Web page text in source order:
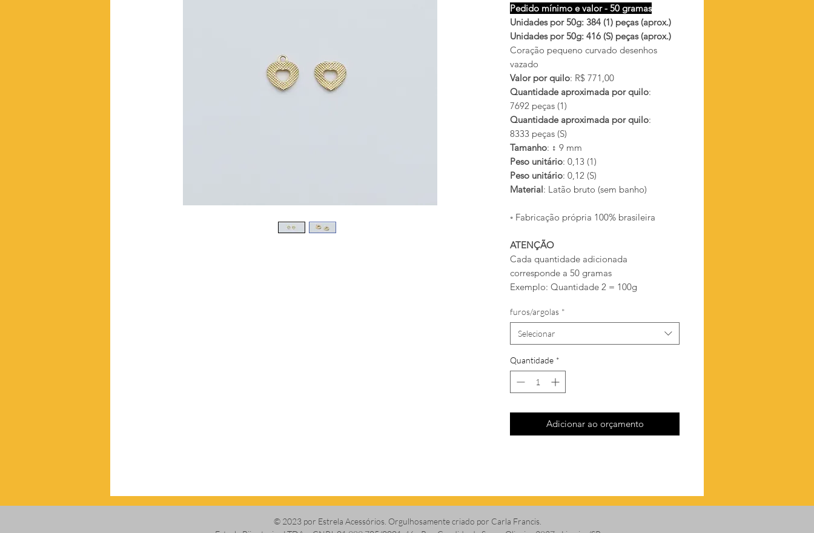
Pedido mínimo e valor - 50 gramas
Unidades por 50g: 384 (1) peças (aprox.)
Unidades por 50g: 416 (S) peças (aprox.)
Coração pequeno curvado desenhos
vazado
Valor por quilo: R$ 771,00
Quantidade aproximada por quilo:
7692 peças (1)
Quantidade aproximada por quilo:
8333 peças (S)
Tamanho: ↕ 9 mm
Peso unitário: 0,13 (1)
Peso unitário: 0,12 (S)
Material: Latão bruto (sem banho)
◦ Fabricação própria 100% brasileira
ATENÇÃO
Cada quantidade adicionada
corresponde a 50 gramas
Exemplo: Quantidade 2 = 100g
furos/argolas *
Selecionar
Quantidade *
Adicionar ao orçamento
© 2023 por Estrela Acessórios. Orgulhosamente criado por Carla Francis.